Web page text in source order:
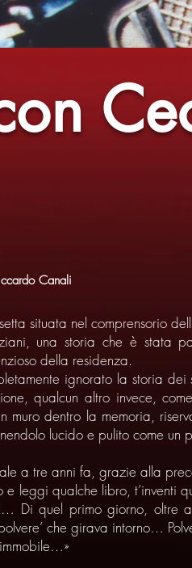
Canali
situata nel comprensorio
una storia che è stata
della residenza.
ignorato la storia
qualcun altro invece,
muro dentro la memoria,
lucido e pulito come un
a tre anni fa, grazie alla
leggi qualche libro, t’inventi
Di quel primo giorno, oltre
che girava intorno…